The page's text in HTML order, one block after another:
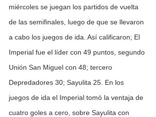
miércoles se juegan los partidos de vuelta
de las semifinales, luego de que se llevaron
a cabo los juegos de ida. Así calificaron; El
Imperial fue el líder con 49 puntos, segundo
Unión San Miguel con 48; tercero
Depredadores 30; Sayulita 25. En los
juegos de ida el Imperial tomó la ventaja de
cuatro goles a cero, sobre Sayulita con